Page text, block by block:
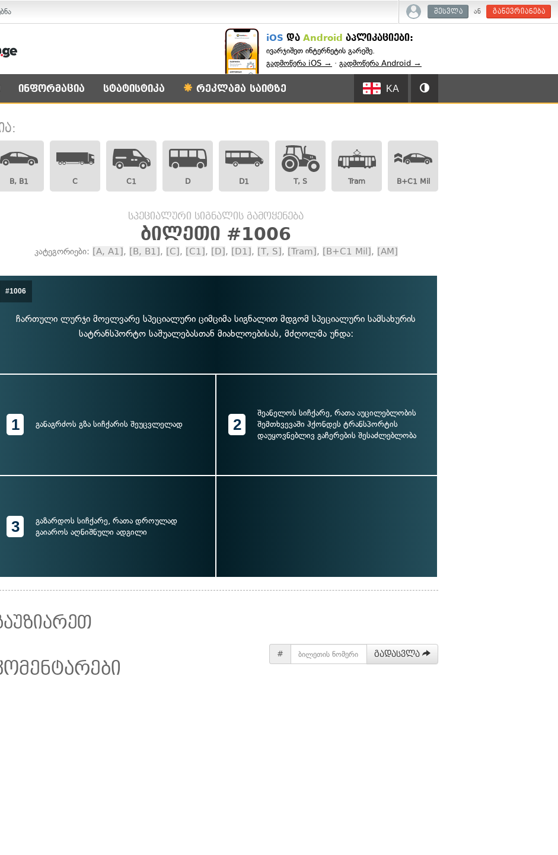
შესვლა ან გაწევრიანება
iOS და Android აპლიკაციები:
ივარჯიშეთ ინტერნეტის გარეშე.
გადმოწერა iOS → · გადმოწერა Android →
ინფორმაცია სტატისტიკა რეკლამა საიტზე KA
B, B1 C C1 D D1 T, S Tram B+C1 Mil
სპეციალური სიგნალის გამოყენება
ბილეთი #1006
კატეგორიები: [A, A1], [B, B1], [C], [C1], [D], [D1], [T, S], [Tram], [B+C1 Mil], [AM]
#1006
ჩართული ლურჯი მოელვარე სპეციალური ციმციმა სიგნალით მდგომ სპეციალური სამსახურის
სატრანსპორტო საშუალებასთან მიახლოებისას, მძღოლმა უნდა:
1 განაგრძოს გზა სიჩქარის შეუცვლელად 2
შეანელოს სიჩქარე, რათა აუცილებლობის
შემთხვევაში ჰქონდეს ტრანსპორტის
დაუყოვნებლივ გაჩერების შესაძლებლობა
3
გაზარდოს სიჩქარე, რათა დროულად
გაიაროს აღნიშნული ადგილი
# გადასვლა